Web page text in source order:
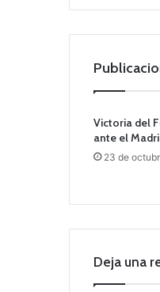
Victoria del
ante el
23 de
Deja una